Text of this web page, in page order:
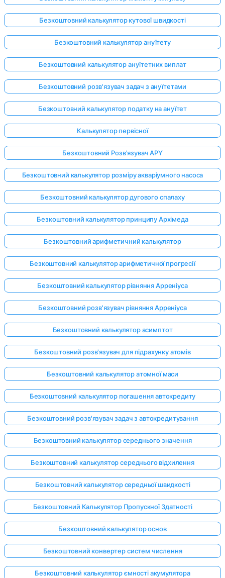
Поки
своє
перше
Безкоштовний калькулятор кутової швидкості
Безкоштовний калькулятор ануїтету
Безкоштовний калькулятор ануїтетних виплат
Безкоштовний розв'язувач задач з ануїтетами
Безкоштовний калькулятор податку на ануїтет
Калькулятор первісної
Безкоштовний Розв'язувач APY
Безкоштовний калькулятор розміру акваріумного насоса
Безкоштовний калькулятор дугового спалаху
Безкоштовний калькулятор принципу Архімеда
Безкоштовний арифметичний калькулятор
Безкоштовний калькулятор арифметичної прогресії
Безкоштовний калькулятор рівняння Арреніуса
Безкоштовний розв'язувач рівняння Арреніуса
Безкоштовний калькулятор асимптот
Безкоштовний розв'язувач для підрахунку атомів
Безкоштовний калькулятор атомної маси
Безкоштовний калькулятор погашення автокредиту
Безкоштовний розв'язувач задач з автокредитування
Безкоштовний калькулятор середнього значення
Безкоштовний калькулятор середнього відхилення
Безкоштовний калькулятор середньої швидкості
Безкоштовний Калькулятор Пропускної Здатності
Безкоштовний калькулятор основ
Безкоштовний конвертер систем числення
Безкоштовний калькулятор ємності акумулятора